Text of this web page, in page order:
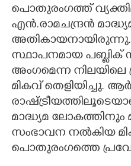
ZOOM
CONTACT US
പൊതുരംഗത്ത്
എൻ.രാമചന്ദ്രൻ
സ്ഥാപനമായ പബ്ലിക്
അംഗമെന്ന
മികവ് തെളിയിച്ചു.
മാദ്ധ്യമ ലോകത്തിനും
സംഭാവന നൽകിയ
പൊതുരംഗത്തെ